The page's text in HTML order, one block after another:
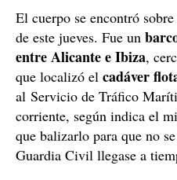
El cuerpo se encontró
de este jueves. Fue un
entre Alicante e Ibiza,
que localizó el cadáver
al Servicio de Tráfico
corriente, según indica el
que balizarlo para que no
Guardia Civil llegase a